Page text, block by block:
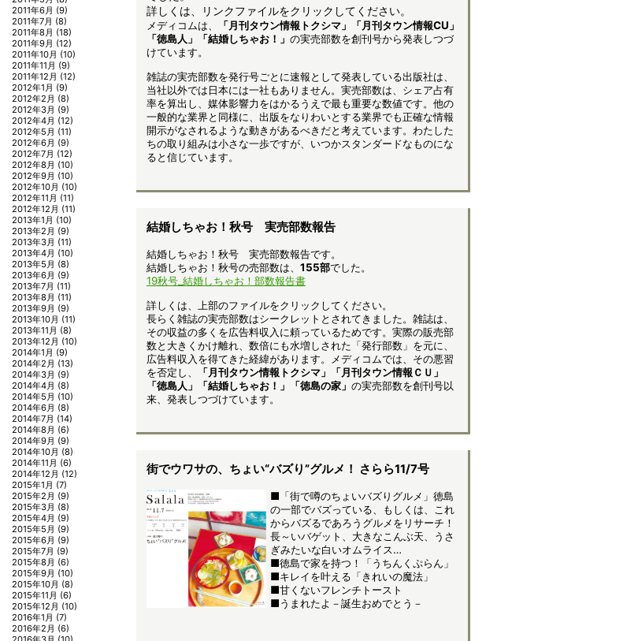
詳しくは、リンクファイルをクリックしてください。
メディコムは、
「月刊タウン情報トクシマ」「月刊タウン情報CU」
「徳島人」「結婚しちゃお！」 の実売部数を創刊号から発表しつづ
けています。
雑誌の実売部数を発行号ごとに速報として発表している出版社は、
当社以外では日本には一社もありません。実売部数は、シェア占有
率を算出し、媒体影響力をはかるうえで最も重要な数値です。他の
一般的な業界と同様に、出版をなりわいとする業界でも正確な情報
開示がなされるような動きがあるべきだと考えています。わたした
ちの取り組みは小さな一歩ですが、いつかスタンダードなものにな
ると信じています。
結婚しちゃお！秋号 実売部数報告
結婚しちゃお！秋号 実売部数報告です。
結婚しちゃお！秋号の売部数は、 155部でした。
19秋号_結婚しちゃお！部数報告書
詳しくは、上部のファイルをクリックしてください。
長らく雑誌の実売部数はシークレットとされてきました。雑誌は、
その収益の多くを広告料収入に頼っているためです。実際の販売部
数と大きくかけ離れ、数倍にも水増しされた「発行部数」を元に、
広告料収入を得てきた経緯があります。メディコムでは、その悪習
を否定し、
「月刊タウン情報トクシマ」「月刊タウン情報ＣＵ」
「徳島人」「結婚しちゃお！」「徳島の家」 の実売部数を創刊号以
来、発表しつづけています。
街でウワサの、ちょい“バズり”グルメ！ さらら11/7号
■「街で噂のちょいバズりグルメ」徳島
の一部でバズっている、もしくは、これ
からバズるであろうグルメをリサーチ！
長～いバゲット、大きなこんぶ天、うさ
ぎみたいな白いオムライス…
■徳島で家を持つ！「うちんくぷらん」
■キレイを叶える「きれいの魔法」
■甘くないフレンチトースト
■うまれたよ－誕生おめでとう－
2011年6月 (9)
2011年7月 (8)
2011年8月 (18)
2011年9月 (12)
2011年10月 (10)
2011年11月 (9)
2011年12月 (12)
2012年1月 (9)
2012年2月 (8)
2012年3月 (9)
2012年4月 (12)
2012年5月 (11)
2012年6月 (9)
2012年7月 (12)
2012年8月 (10)
2012年9月 (10)
2012年10月 (10)
2012年11月 (11)
2012年12月 (11)
2013年1月 (10)
2013年2月 (9)
2013年3月 (11)
2013年4月 (10)
2013年5月 (8)
2013年6月 (9)
2013年7月 (11)
2013年8月 (11)
2013年9月 (9)
2013年10月 (11)
2013年11月 (8)
2013年12月 (10)
2014年1月 (9)
2014年2月 (13)
2014年3月 (9)
2014年4月 (8)
2014年5月 (10)
2014年6月 (8)
2014年7月 (14)
2014年8月 (6)
2014年9月 (9)
2014年10月 (8)
2014年11月 (6)
2014年12月 (12)
2015年1月 (7)
2015年2月 (9)
2015年3月 (8)
2015年4月 (9)
2015年5月 (9)
2015年6月 (9)
2015年7月 (9)
2015年8月 (6)
2015年9月 (10)
2015年10月 (8)
2015年11月 (6)
2015年12月 (10)
2016年1月 (7)
2016年2月 (6)